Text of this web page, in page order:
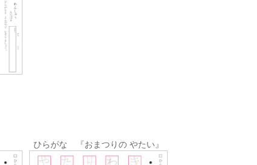
ひらがな 『おまつりの やたい』